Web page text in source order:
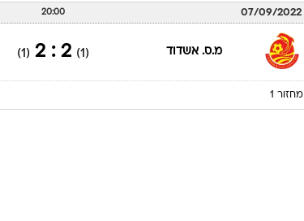
07/09/2022
20:00
מ.ס. אשדוד (1)
2 : 2
(1)
מחזור 1